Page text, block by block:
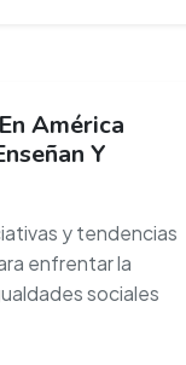
América
Y
y tendencias
enfrentar la
sociales